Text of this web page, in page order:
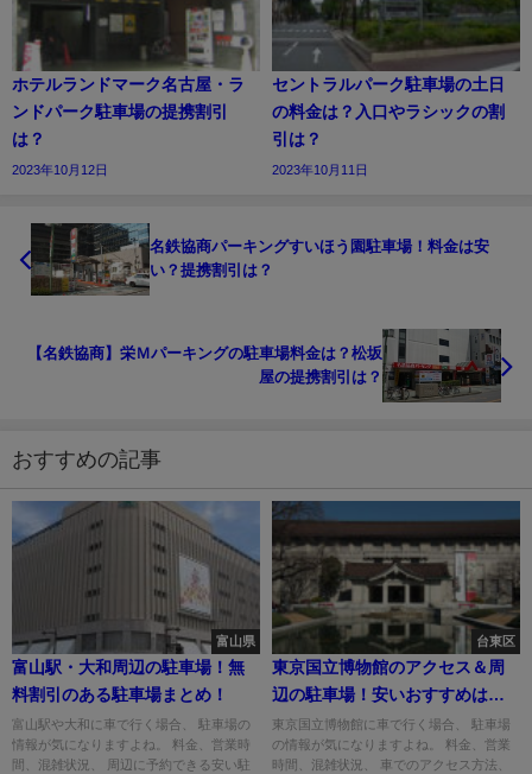
ホテルランドマーク名古屋・ラ
ンドパーク駐車場の提携割引
は？
2023年10月12日
セントラルパーク駐車場の土日
の料金は？入口やラシックの割
引は？
2023年10月11日
名鉄協商パーキングすいほう園駐車場！料金は安
い？提携割引は？
【名鉄協商】栄Ｍパーキングの駐車場料金は？松坂
屋の提携割引は？
おすすめの記事
富山県
富山駅・大和周辺の駐車場！無
料割引のある駐車場まとめ！
富山駅や大和に車で行く場合、 駐車場の
情報が気になりますよね。 料金、営業時
間、混雑状況、 周辺に予約できる安い駐
台東区
東京国立博物館のアクセス＆周
辺の駐車場！安いおすすめはど
こ？
東京国立博物館に車で行く場合、 駐車場
の情報が気になりますよね。 料金、営業
時間、混雑状況、 車でのアクセス方法、